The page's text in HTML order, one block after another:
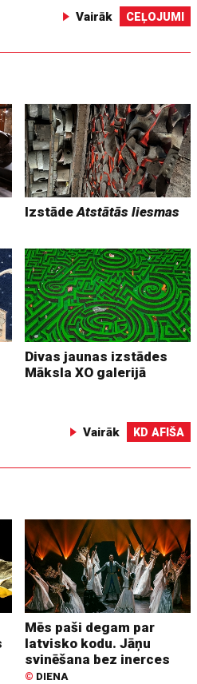
Vairāk CEĻOJUMI
IzstādeAtstātās liesmas
Divas jaunas izstādes
Māksla XO galerijā
Vairāk KD AFIŠA
Mēs paši degam par
latvisko kodu. Jāņu
svinēšana bez inerces
© DIENA